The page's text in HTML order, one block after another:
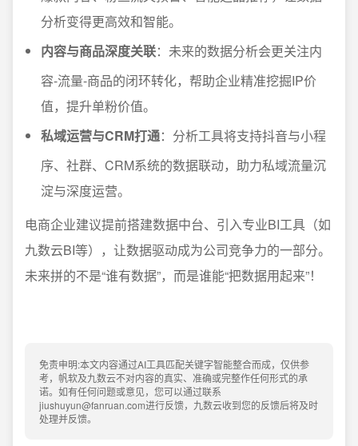
分析变得更高效和智能。
内容与商品深度关联：未来的数据分析会更关注内
容-流量-商品的闭环转化，帮助企业精准挖掘IP价
值，提升单粉价值。
私域运营与CRM打通：分析工具将支持抖音与小程
序、社群、CRM系统的数据联动，助力私域流量沉
淀与深度运营。
电商企业建议提前搭建数据中台、引入专业BI工具（如
九数云BI等），让数据驱动成为公司竞争力的一部分。
未来拼的不是“谁有数据”，而是谁能“把数据用起来”！
免责申明:本文内容通过AI工具匹配关键字智能整合而成，仅供参
考，帆软及九数云不对内容的真实、准确或完整作任何形式的承
诺。如有任何问题或意见，您可以通过联系
jiushuyun@fanruan.com进行反馈，九数云收到您的反馈后将及时
处理并反馈。